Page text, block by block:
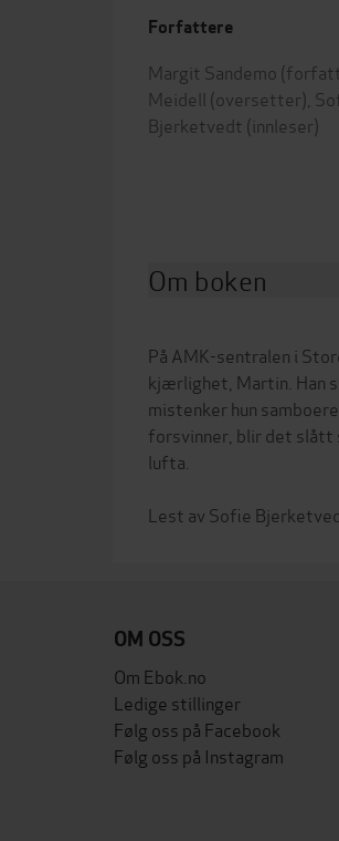
Forfattere
Margit Sandemo
Meidell (oversetter),
Bjerketvedt (innleser)
Om boken
På AMK-sentralen i
kjærlighet, Martin. Han
mistenker hun
forsvinner, blir det slått
lufta.
OM OSS
Om Ebok.no
Ledige stillinger
Følg oss på Facebook
Følg oss på Instagram